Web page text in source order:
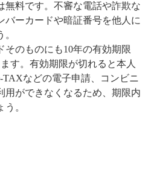
無料です。不審な電話や詐欺な
バーカードや暗証番号を他人に
そのものにも10年の有効期限
す。有効期限が切れると本人
などの電子申請、コンビニ
用ができなくなるため、期限内
。